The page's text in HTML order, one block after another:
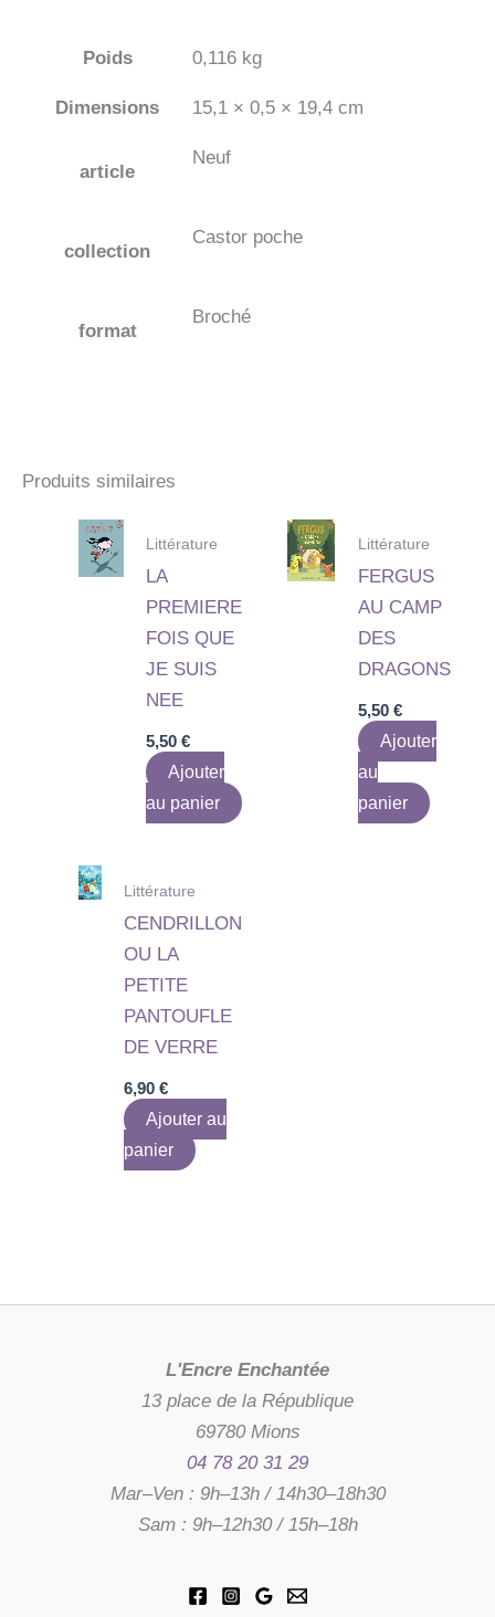
Poids 0,116 kg
Dimensions 15,1 × 0,5 × 19,4 cm
article
Neuf
collection
Castor poche
format
Broché
Produits similaires
Littérature
LA
PREMIERE
FOIS QUE
JE SUIS
NEE
5,50€
Ajouter
au panier
Littérature
FERGUS
AU CAMP
DES
DRAGONS
5,50 €
Ajouter
au
panier
Littérature
CENDRILLON
OU LA
PETITE
PANTOUFLE
DE VERRE
6,90€
Ajouter au
panier
L'Encre Enchantée
13 place de la République
69780 Mions
04 78 20 31 29
Mar–Ven : 9h–13h / 14h30–18h30
Sam : 9h–12h30 / 15h–18h